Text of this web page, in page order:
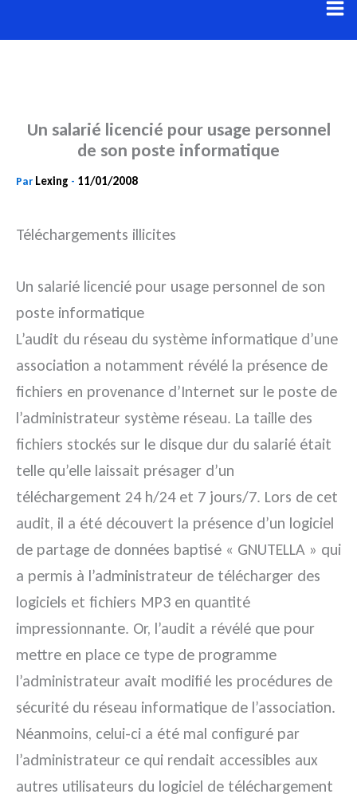
au
Un salarié licencié pour usage personnel
de son poste informatique
Par Lexing - 11/01/2008
Téléchargements illicites
Un salarié licencié pour usage personnel de son
poste informatique
L’audit du réseau du système informatique d’une
association a notamment révélé la présence de
fichiers en provenance d’Internet sur le poste de
l’administrateur système réseau. La taille des
fichiers stockés sur le disque dur du salarié était
telle qu’elle laissait présager d’un
téléchargement 24 h/24 et 7 jours/7. Lors de cet
audit, il a été découvert la présence d’un logiciel
de partage de données baptisé « GNUTELLA » qui
a permis à l’administrateur de télécharger des
logiciels et fichiers MP3 en quantité
impressionnante. Or, l’audit a révélé que pour
mettre en place ce type de programme
l’administrateur avait modifié les procédures de
sécurité du réseau informatique de l’association.
Néanmoins, celui-ci a été mal configuré par
l’administrateur ce qui rendait accessibles aux
autres utilisateurs du logiciel de téléchargement